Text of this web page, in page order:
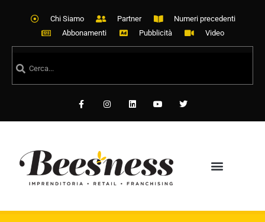
Chi Siamo Partner
Numeri precedenti
Abbonamenti
Pubblicità Video